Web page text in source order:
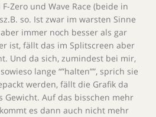
Zero und Wave Race (beide in
so. Ist zwar im warsten Sinne
immer noch besser als gar
ist, fällt das im Splitscreen aber
Und da sich, zumindest bei mir,
lange “”halten””, sprich sie
werden, fällt die Grafik da
Gewicht. Auf das bisschen mehr
es dann auch nicht mehr